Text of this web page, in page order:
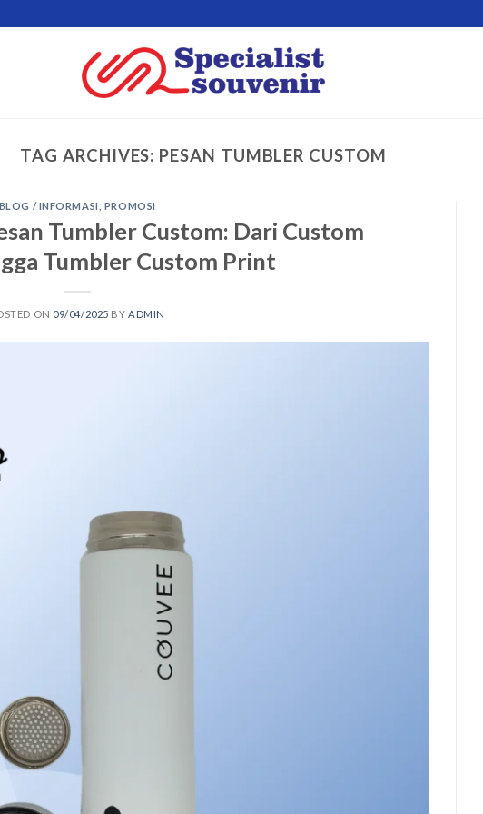
TAG ARCHIVES: PESAN TUMBLER CUSTOM
/ INFORMASI PROMOSI
Tumbler Custom: Dari Custom
Tumbler Custom Print
ON 09/04/2025 BYADMIN